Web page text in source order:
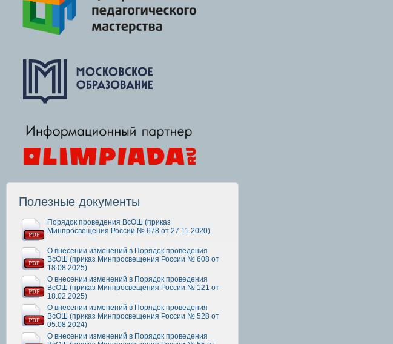
Полезные документы
Порядок проведения ВсОШ (приказ
Минпросвещения России № 678 от 27.11.2020)
О внесении изменений в Порядок проведения
ВсОШ (приказ Минпросвещения России № 608 от
18.08.2025)
О внесении изменений в Порядок проведения
ВсОШ (приказ Минпросвещения России № 121 от
18.02.2025)
О внесении изменений в Порядок проведения
ВсОШ (приказ Минпросвещения России № 528 от
05.08.2024)
О внесении изменений в Порядок проведения